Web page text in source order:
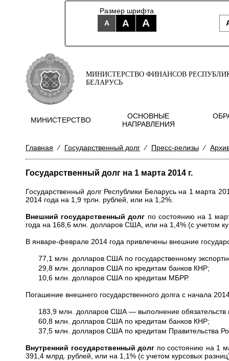
Размер шрифта
A
A A
МИНИСТЕРСТВО ФИНАНСОВ
БЕЛАРУСЬ
МИНИСТЕРСТВО
ОСНОВНЫЕ
НАПРАВЛЕНИЯ
Главная ⁄ Государственный долг ⁄ Пресс-релизы ⁄
Государственный долг на 1 марта 2014 г.
Государственный долг Республики Беларусь на 1 марта
2014 года на 1,9 трлн. рублей, или на 1,2%.
Внешний государственный долг по состоянию на 1
года на 168,6 млн. долларов США, или на 1,4% (с учетом
В январе-феврале 2014 года привлечены внешние
77,1 млн. долларов США по государственному
29,8 млн. долларов США по кредитам банков КНР;
10,6 млн. долларов США по кредитам МБРР.
Погашение внешнего государственного долга с начала
183,9 млн. долларов США — выполнение обязательств
60,8 млн. долларов США по кредитам банков КНР;
37,5 млн. долларов США по кредитам Правительства
Внутренний государственный долг по состоянию на 1
391,4 млрд. рублей, или на 1,1% (с учетом курсовых